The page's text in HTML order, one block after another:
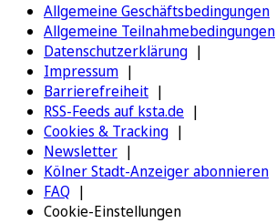
Allgemeine Geschäftsbedingungen
Allgemeine Teilnahmebedingungen
Datenschutzerklärung
Impressum
Barrierefreiheit
RSS-Feeds auf ksta.de
Cookies & Tracking
Newsletter
Kölner Stadt-Anzeiger abonnieren
FAQ
Cookie-Einstellungen